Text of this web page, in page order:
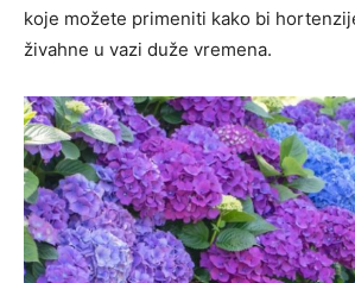
koje možete primeniti kako bi
živahne u vazi duže vremena.